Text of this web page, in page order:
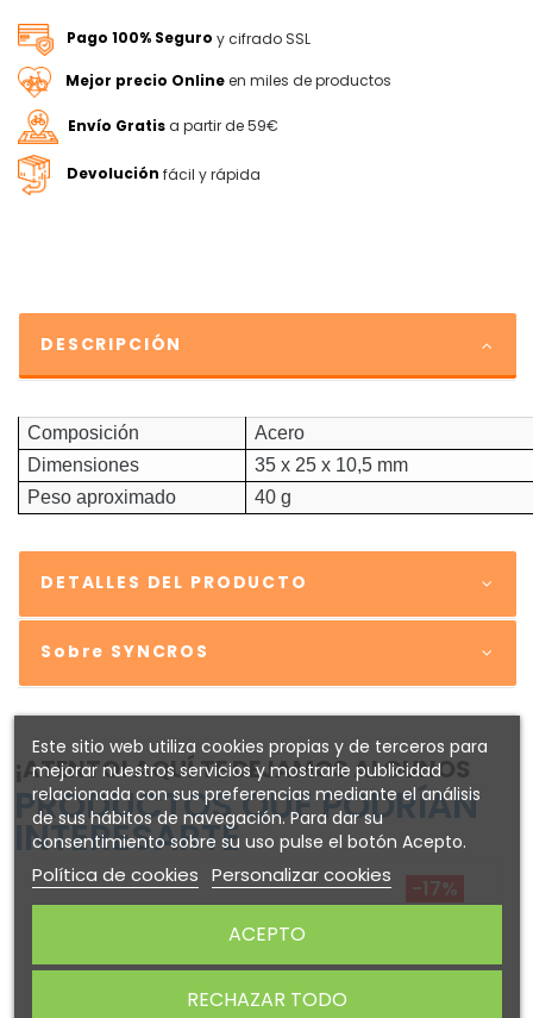
Pago 100% Seguro y cifrado SSL
Mejor precio Onlineen miles de productos
Envío Gratisa partir de 59€
Devolución fácil y rápida
DESCRIPCIÓN
Composición
Acero
Dimensiones
35 x 25 x 10,5 mm
Peso aproximado
40 g
DETALLES DEL PRODUCTO
Sobre SYNCROS
¡ATENTO! AQUÍ TE DEJAMOS ALGUNOS
PRODUCTOS QUE PODRÍAN
INTERESARTE
-17%
Este sitio web utiliza cookies propias y de terceros para
mejorar nuestros servicios y mostrarle publicidad
relacionada con sus preferencias mediante el análisis
de sus hábitos de navegación. Para dar su
consentimiento sobre su uso pulse el botón Acepto.
Política de cookies Personalizar cookies
RECHAZAR TODO
ACEPTO